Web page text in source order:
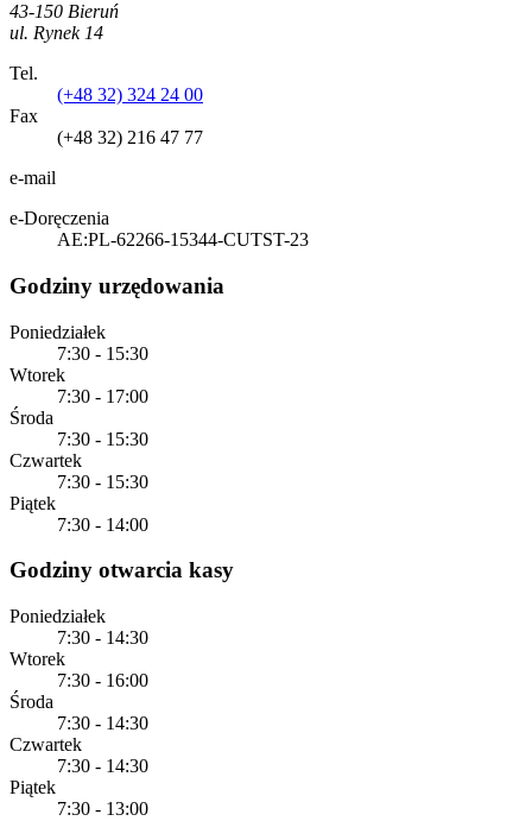
43-150 Bieruń
ul. Rynek 14
Tel.
(+48 32) 324 24 00
Fax
(+48 32) 216 47 77
e-mail
e-Doręczenia
AE:PL-62266-15344-CUTST-23
Godziny urzędowania
Poniedziałek
7:30 - 15:30
Wtorek
7:30 - 17:00
Środa
7:30 - 15:30
Czwartek
7:30 - 15:30
Piątek
7:30 - 14:00
Godziny otwarcia kasy
Poniedziałek
7:30 - 14:30
Wtorek
7:30 - 16:00
Środa
7:30 - 14:30
Czwartek
7:30 - 14:30
Piątek
7:30 - 13:00